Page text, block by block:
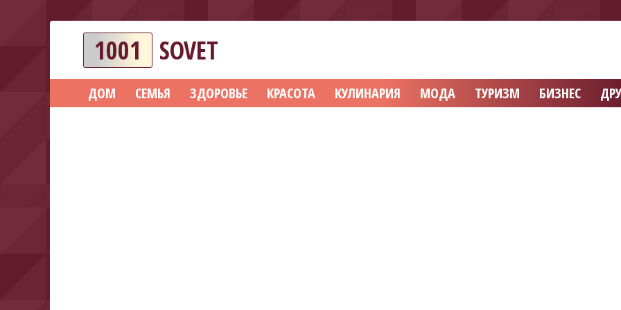
1001 SOVET
ДОМ СЕМЬЯ ЗДОРОВЬЕ КРАСОТА КУЛИНАРИЯ МОДА ТУРИЗМ БИЗНЕС